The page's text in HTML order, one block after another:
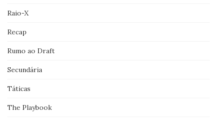
Raio-X
Recap
Rumo ao Draft
Secundária
Táticas
The Playbook